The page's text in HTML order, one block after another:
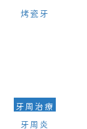
烤瓷牙
牙周治療
牙周炎